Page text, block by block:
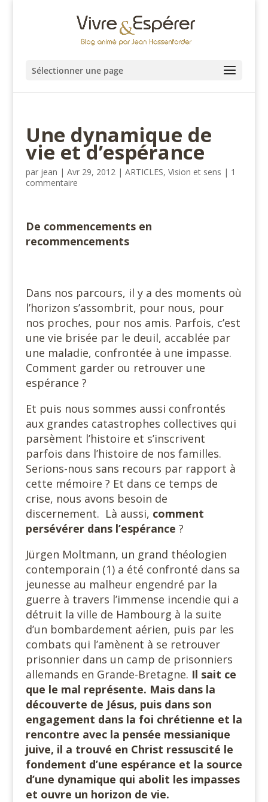
Sélectionner une page
Une dynamique de
vie et d’espérance
par jean | Avr 29, 2012| ARTICLES, Vision et sens | 1
commentaire
De commencements en
recommencements
Dans nos parcours, il y a des moments où
l’horizon s’assombrit, pour nous, pour
nos proches, pour nos amis. Parfois, c’est
une vie brisée par le deuil, accablée par
une maladie, confrontée à une impasse.
Comment garder ou retrouver une
espérance ?
Et puis nous sommes aussi confrontés
aux grandes catastrophes collectives qui
parsèment l’histoire et s’inscrivent
parfois dans l’histoire de nos familles.
Serions-nous sans recours par rapport à
cette mémoire ? Et dans ce temps de
crise, nous avons besoin de
discernement. Là aussi, comment
persévérer dans l’espérance ?
Jürgen Moltmann, un grand théologien
contemporain (1) a été confronté dans sa
jeunesse au malheur engendré par la
guerre à travers l’immense incendie qui a
détruit la ville de Hambourg à la suite
d’un bombardement aérien, puis par les
combats qui l’amènent à se retrouver
prisonnier dans un camp de prisonniers
allemands en Grande-Bretagne. Il sait ce
que le mal représente. Mais dans la
découverte de Jésus, puis dans son
engagement dans la foi chrétienne et la
rencontre avec la pensée messianique
juive, il a trouvé en Christ ressuscité le
fondement d’une espérance et la source
d’une dynamique qui abolit les impasses
et ouvre un horizon de vie.